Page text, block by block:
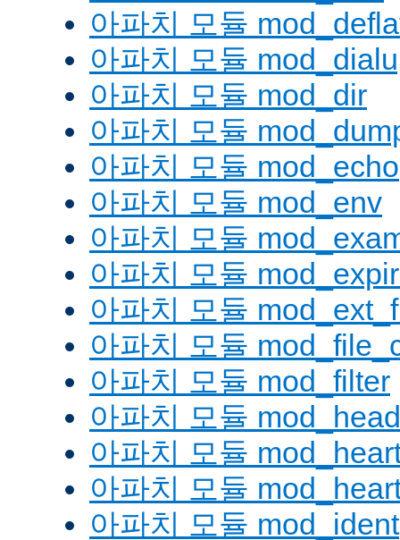
아파치 모듈
아파치 모듈
아파치 모듈 mod_dir
아파치 모듈
아파치 모듈 mod_echo
아파치 모듈 mod_env
아파치 모듈
아파치 모듈
아파치 모듈
아파치 모듈
아파치 모듈 mod_filter
아파치 모듈
아파치 모듈
아파치 모듈
아파치 모듈 mod_ident